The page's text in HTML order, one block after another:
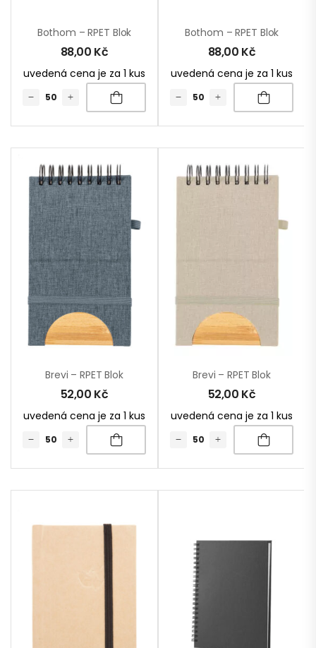
Bothom – RPET Blok
88,00 Kč
uvedená cena je za 1 kus
Bothom – RPET Blok
88,00 Kč
uvedená cena je za 1 kus
Brevi – RPET Blok
52,00 Kč
uvedená cena je za 1 kus
Brevi – RPET Blok
52,00 Kč
uvedená cena je za 1 kus